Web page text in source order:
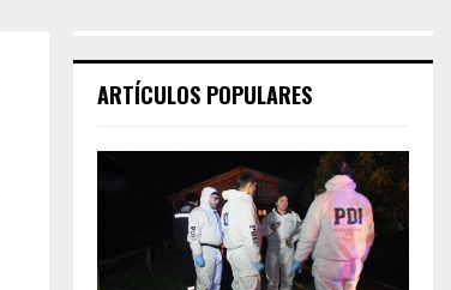
ARTÍCULOS POPULARES